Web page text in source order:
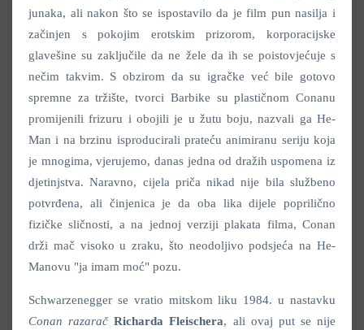
junaka, ali nakon što se ispostavilo da je film pun nasilja i
začinjen s pokojim erotskim prizorom, korporacijske
glavešine su zaključile da ne žele da ih se poistovjećuje s
nečim takvim. S obzirom da su igračke već bile gotovo
spremne za tržište, tvorci Barbike su plastičnom Conanu
promijenili frizuru i obojili je u žutu boju, nazvali ga He-
Man i na brzinu isproducirali prateću animiranu seriju koja
je mnogima, vjerujemo, danas jedna od dražih uspomena iz
djetinjstva. Naravno, cijela priča nikad nije bila službeno
potvrđena, ali činjenica je da oba lika dijele poprilično
fizičke sličnosti, a na jednoj verziji plakata filma, Conan
drži mač visoko u zraku, što neodoljivo podsjeća na He-
Manovu "ja imam moć" pozu.
Schwarzenegger se vratio mitskom liku 1984. u nastavku
Conan razarač Richarda Fleischera, ali ovaj put se nije